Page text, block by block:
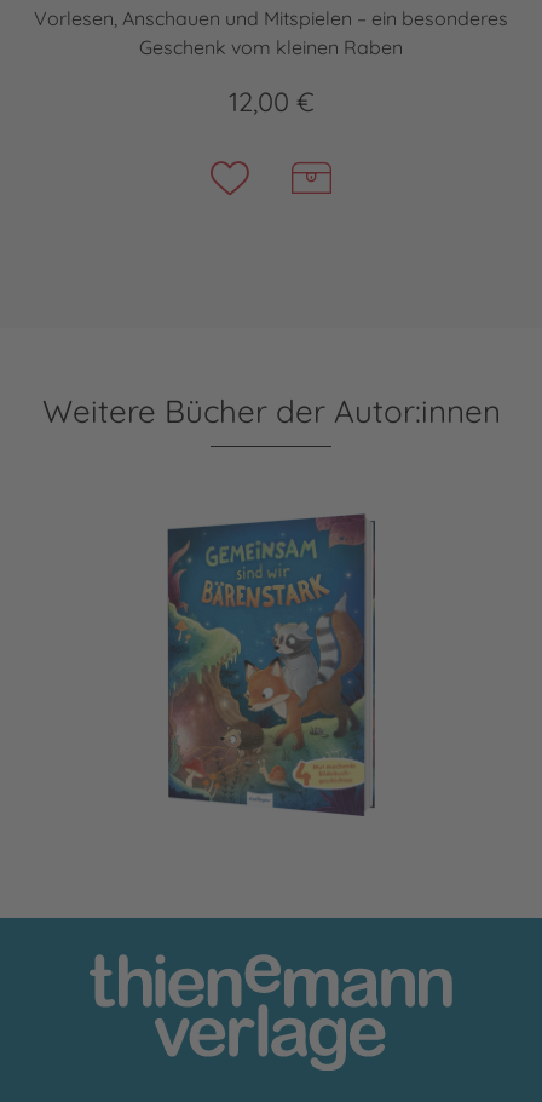
Vorlesen, Anschauen und Mitspielen – ein besonderes
Geschenk vom kleinen Raben
12,00 €
Weitere Bücher der Autor:innen
Gemeinsam sind wir bärenstark